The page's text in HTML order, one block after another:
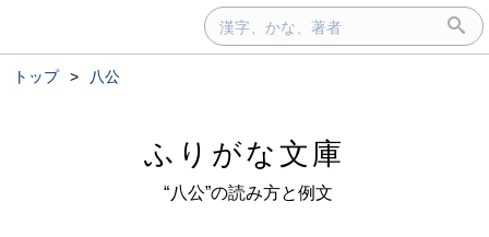
トップ > 八公
ふりがな文庫
“八公”の読み方と例文